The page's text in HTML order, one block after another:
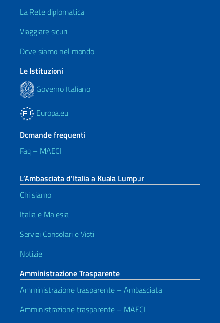
La Rete diplomatica
Viaggiare sicuri
Dove siamo nel mondo
Le Istituzioni
Governo Italiano
Europa.eu
Domande frequenti
Faq – MAECI
L’Ambasciata d’Italia a Kuala Lumpur
Chi siamo
Italia e Malesia
Servizi Consolari e Visti
Notizie
Amministrazione Trasparente
Amministrazione trasparente – Ambasciata
Amministrazione trasparente – MAECI